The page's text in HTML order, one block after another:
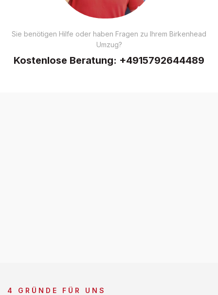
Sie benötigen Hilfe oder haben Fragen zu Ihrem Birkenhead
Umzug?
Kostenlose Beratung: +4915792644489
4 GRÜNDE FÜR UNS